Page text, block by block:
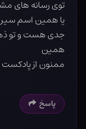
توی رسانه های
یا همین اسم
جدی هست و تو
همین
ممنون از پادکست
پاسخ